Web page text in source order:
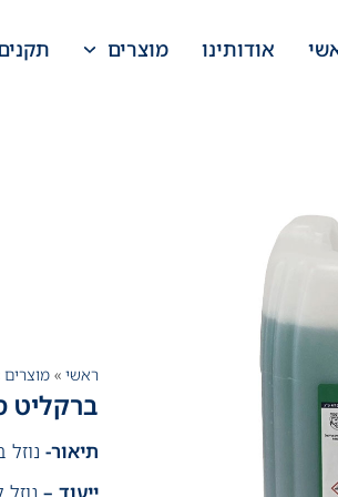
אודותינו מוצרים
ראשי »מוצרים
ברקליט
תיאור-
ייעוד –